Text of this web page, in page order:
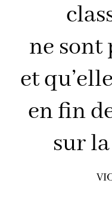
ne sont
et
en fin
sur